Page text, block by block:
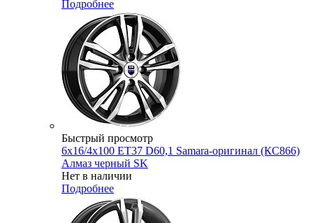
Подробнее
Быстрый просмотр
6x16/4x100 ET37 D60,1 Samara-оригинал (КС866)
Алмаз черный SK
Нет в наличии
Подробнее